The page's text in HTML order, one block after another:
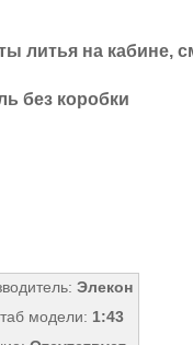
литья на кабине,
без коробки
Элекон
модели: 1:43